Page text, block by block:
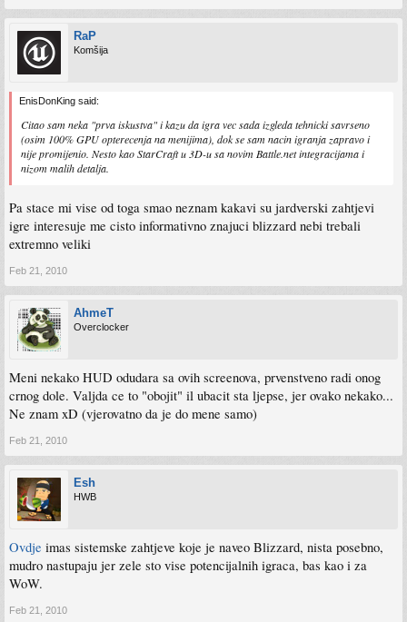
RaP
Komšija
EnisDonKing said:
Citao sam neka "prva iskustva" i kazu da igra vec sada izgleda tehnicki savrseno
(osim 100% GPU opterecenja na menijima), dok se sam nacin igranja zapravo i
nije promijenio. Nesto kao StarCraft u 3D-u sa novim Battle.net integracijama i
nizom malih detalja.
Pa stace mi vise od toga smao neznam kakavi su jardverski zahtjevi
igre interesuje me cisto informativno znajuci blizzard nebi trebali
extremno veliki
Feb 21, 2010
AhmeT
Overclocker
Meni nekako HUD odudara sa ovih screenova, prvenstveno radi onog
crnog dole. Valjda ce to "obojit" il ubacit sta ljepse, jer ovako nekako...
Ne znam xD (vjerovatno da je do mene samo)
Feb 21, 2010
Esh
HWB
Ovdje imas sistemske zahtjeve koje je naveo Blizzard, nista posebno,
mudro nastupaju jer zele sto vise potencijalnih igraca, bas kao i za
WoW.
Feb 21, 2010